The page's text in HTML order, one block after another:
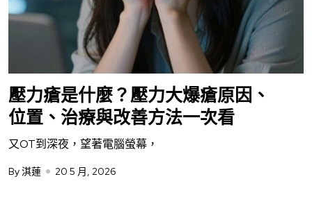
壓力瘡是什麼？壓力大爆瘡原因、
位置、治療與改善方法一次看
又OT到深夜，望著電腦螢幕，
By 淇蓮 20 5 月, 2026